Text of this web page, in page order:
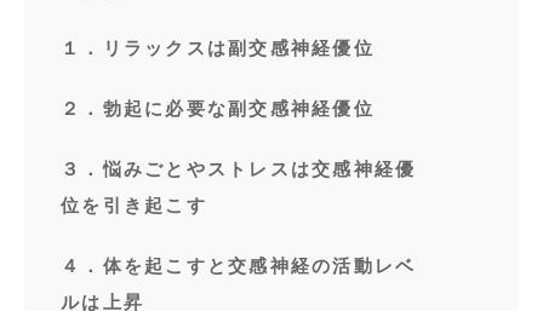
１．リラックスは副交感神経優位
２．勃起に必要な副交感神経優位
３．悩みごとやストレスは交感神経優
位を引き起こす
４．体を起こすと交感神経の活動レベ
ルは上昇